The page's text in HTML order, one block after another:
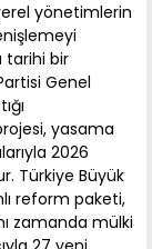
yönetimlerin
tarihi bir
Genel
yasama
2026
Türkiye Büyük
reform paketi,
zamanda mülki